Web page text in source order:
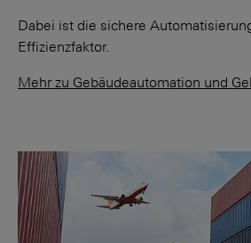
Dabei ist die sichere
Effizienz­faktor.
Mehr zu Gebäudeautomation und